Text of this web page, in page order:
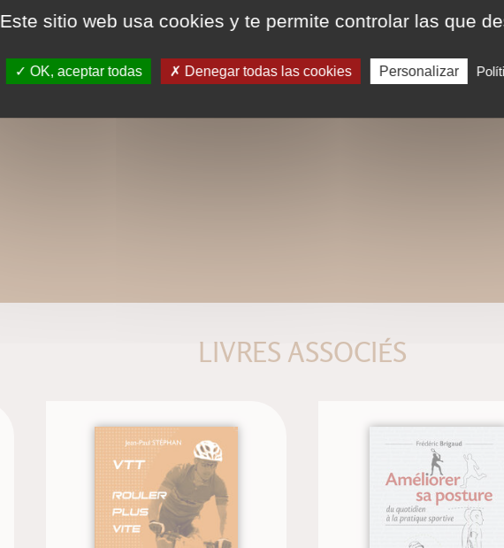
LIVRES ASSOCIÉS
Este sitio web usa cookies y te permite controlar las que
OK, aceptar todas Denegar todas las cookies Personalizar